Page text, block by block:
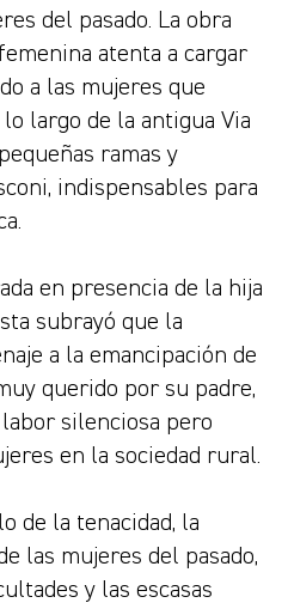
del pasado. La obra
atenta a cargar
a las mujeres que
largo de la antigua Via
ramas y
indispensables para
en presencia de la hija
subrayó que la
a la emancipación de
querido por su padre,
silenciosa pero
en la sociedad rural.
de la tenacidad, la
las mujeres del pasado,
y las escasas